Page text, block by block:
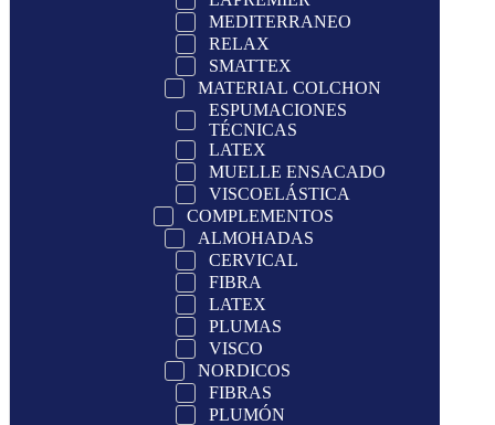
MEDITERRANEO
RELAX
SMATTEX
MATERIAL COLCHON
ESPUMACIONES
TÉCNICAS
LATEX
MUELLE ENSACADO
VISCOELÁSTICA
COMPLEMENTOS
ALMOHADAS
CERVICAL
FIBRA
LATEX
PLUMAS
VISCO
NORDICOS
FIBRAS
PLUMÓN